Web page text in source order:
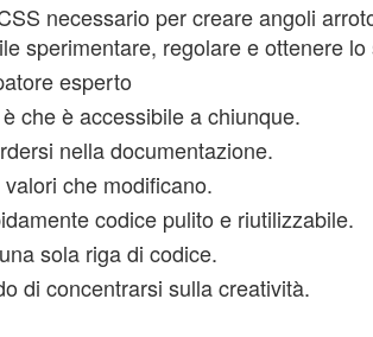
necessario per creare angoli
sperimentare, regolare e ottenere
esperto
che è accessibile a chiunque.
nella documentazione.
che modificano.
codice pulito e riutilizzabile.
sola riga di codice.
di concentrarsi sulla creatività.